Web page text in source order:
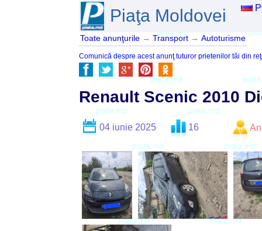
Piaţa Moldovei
Toate anunţurile → Transport → Autoturisme
Comunică despre acest anunţ tuturor prietenilor tăi din
Renault Scenic 2010
04 iunie 2025 16